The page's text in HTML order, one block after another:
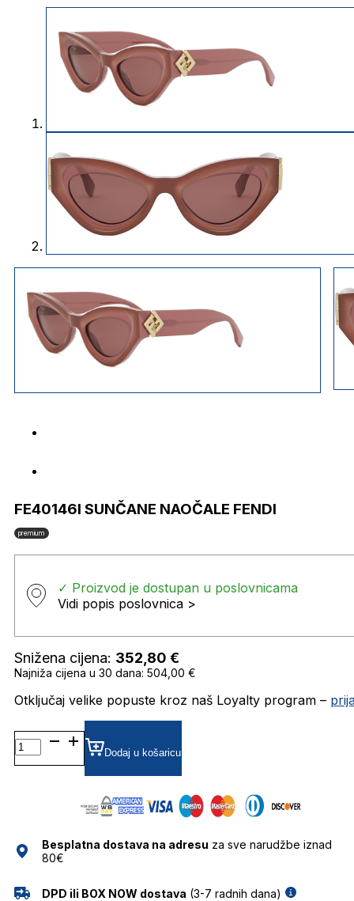
FE40146I SUNČANE NAOČALE FENDI
premium
✓ Proizvod je dostupan u poslovnicama
Vidi popis poslovnica >
Snižena cijena: 352,80 €
Najniža cijena u 30 dana: 504,00 €
Otključaj velike popuste kroz naš Loyalty program –
FE40146I SUNČANE
NAOČALE
FENDI
Dodaj u košaricu
Besplatna dostava na adresu za sve narudžbe iznad
80€
DPD ili BOX NOW dostava (3-7 radnih dana)